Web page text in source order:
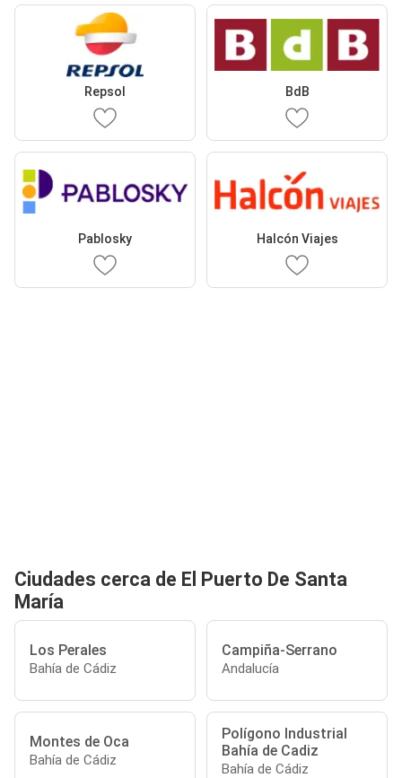
Repsol BdB
Pablosky Halcón Viajes
Ciudades cerca de El Puerto De Santa
María
Los Perales
Bahía de Cádiz
Campiña-Serrano
Andalucía
Montes de Oca
Bahía de Cádiz
Polígono Industrial
Bahía de Cadiz
Bahía de Cádiz